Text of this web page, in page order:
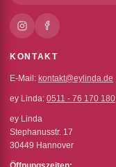
KONTAKT
E-Mail: kontakt@eylinda.de
ey Linda: 0511 - 76 170 180
ey Linda
Stephanusstr. 17
30449 Hannover